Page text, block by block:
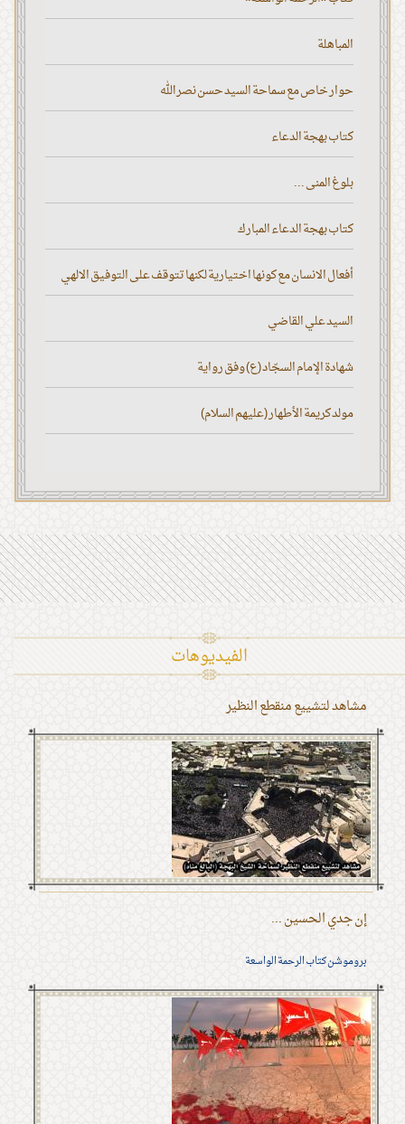
المباهلة
حوار خاص مع سماحة السيد حسن نصر الله
كتاب بهجة الدعاء
بلوغ المنى ...
كتاب بهجة الدعاء المبارك
أفعال الانسان مع كونها اختيارية لكنها تتوقف على التوفيق الالهي
السيد علي القاضي
شهادة الإمام السجّاد (ع) وفق رواية
مولد كريمة الأطهار (عليهم السلام)
الفیدیوهات
مشاهد لتشييع منقطع النظير
إن جدي الحسين ...
بروموشن كتاب الرحمة الواسعة